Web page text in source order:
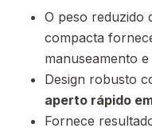
O peso reduzido
compacta
manuseamento
Design robusto
aperto rápido
Fornece